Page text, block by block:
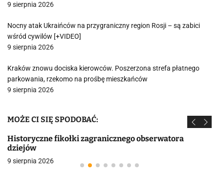
9 sierpnia 2026
Nocny atak Ukraińców na przygraniczny region Rosji – są zabici
wśród cywilów [+VIDEO]
9 sierpnia 2026
Kraków znowu dociska kierowców. Poszerzona strefa płatnego
parkowania, rzekomo na prośbę mieszkańców
9 sierpnia 2026
MOŻE CI SIĘ SPODOBAĆ:
Historyczne fikołki zagranicznego obserwatora
dziejów
9 sierpnia 2026